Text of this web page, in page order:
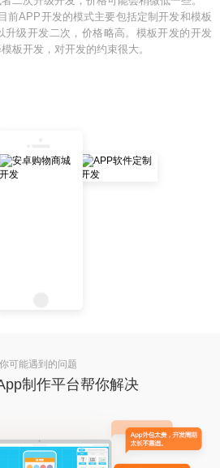
前APP开发的模式主要包括定制开发和模板
升级开发二次，价格略高。模板开发的开发
板开发，对开发的约束很大。
你可能遇到的问题
制作平台帮你解决